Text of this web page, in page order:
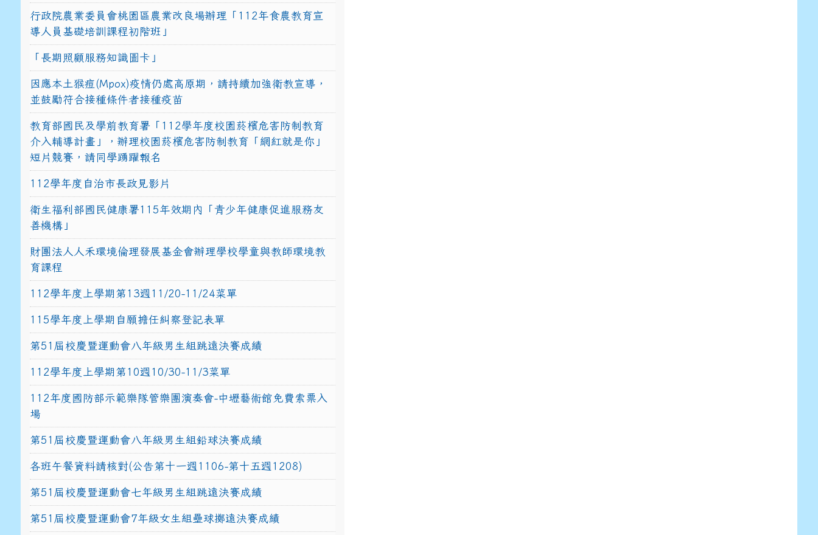
行政院農業委員會桃園區農業改良場辦理「112年食農教育宣
導人員基礎培訓課程初階班」
「長期照顧服務知識圖卡」
因應本土猴痘(Mpox)疫情仍處高原期，請持續加強衛教宣導，
並鼓勵符合接種條件者接種疫苗
教育部國民及學前教育署「112學年度校園菸檳危害防制教育
介入輔導計畫」，辦理校園菸檳危害防制教育「網紅就是你」
短片競賽，請同學踴躍報名
112學年度自治市長政見影片
衛生福利部國民健康署115年效期內「青少年健康促進服務友
善機構」
財團法人人禾環境倫理發展基金會辦理學校學童與教師環境教
育課程
112學年度上學期第13週11/20-11/24菜單
115學年度上學期自願擔任糾察登記表單
第51屆校慶暨運動會八年級男生組跳遠決賽成績
112學年度上學期第10週10/30-11/3菜單
112年度國防部示範樂隊管樂團演奏會-中壢藝術館免費索票入
場
第51屆校慶暨運動會八年級男生組鉛球決賽成績
各班午餐資料請核對(公告第十一週1106-第十五週1208)
第51屆校慶暨運動會七年級男生組跳遠決賽成績
第51屆校慶暨運動會7年級女生組壘球擲遠決賽成績